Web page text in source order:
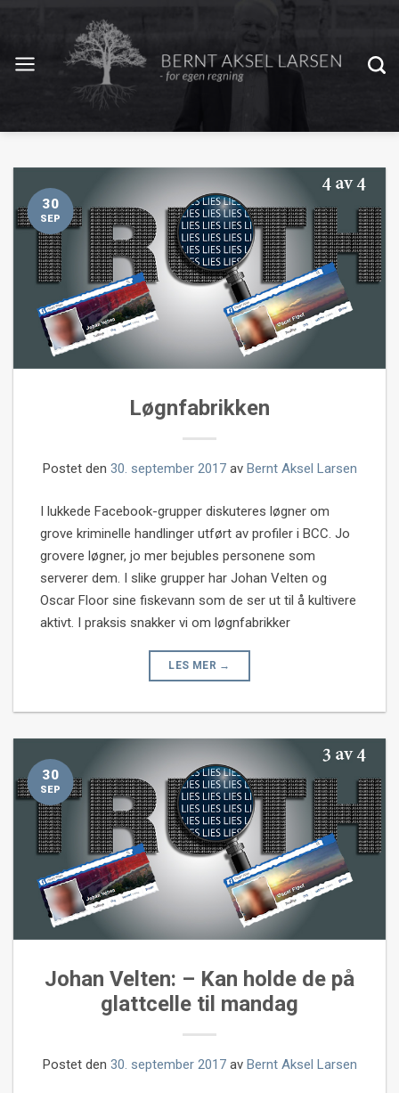
30
SEP
Løgnfabrikken
Postet den 30. september 2017av Bernt Aksel Larsen
I lukkede Facebook-grupper diskuteres løgner om
grove kriminelle handlinger utført av profiler i BCC. Jo
grovere løgner, jo mer bejubles personene som
serverer dem. I slike grupper har Johan Velten og
Oscar Floor sine fiskevann som de ser ut til å kultivere
aktivt. I praksis snakker vi om løgnfabrikker
LES MER →
30
SEP
Johan Velten: – Kan holde de på
glattcelle til mandag
Postet den 30. september 2017av Bernt Aksel Larsen